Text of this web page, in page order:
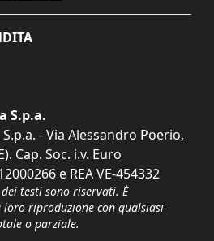
S.p.a.
- Via Alessandro Poerio,
Cap. Soc. i.v. Euro
e REA VE-454332
testi sono riservati. È
loro riproduzione con qualsiasi
o parziale.